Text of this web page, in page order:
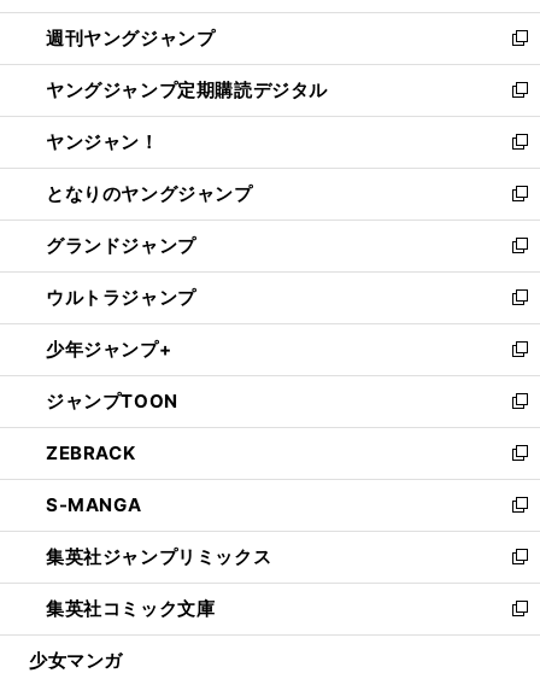
開
く
ウ
で
開
く
ン
ド
ウ
で
開
く
ウ
ィ
ン
ド
ウ
で
開
く
週刊ヤングジャンプ
新
し
い
ウ
ィ
ン
ド
ウ
で
開
く
ヤングジャンプ定期購読デジタル
新
し
い
ウ
ィ
ン
ド
ウ
で
開
く
ヤンジャン！
新
し
い
ウ
ィ
ン
ド
ウ
で
開
く
となりのヤングジャンプ
新
し
い
ウ
ィ
ン
ド
ウ
で
開
く
グランドジャンプ
新
し
い
ウ
ィ
ン
ド
ウ
で
開
く
ウルトラジャンプ
新
し
い
ウ
ィ
ン
ド
ウ
で
開
く
少年ジャンプ+
新
し
い
ウ
ィ
ン
ド
ウ
で
開
く
ジャンプTOON
新
し
い
ウ
ィ
ン
ド
ウ
で
開
ZEBRACK
新
し
い
ウ
ィ
ン
ド
ウ
S-MANGA
新
し
い
ウ
ィ
ン
集英社ジャンプリミックス
新
し
い
ウ
集英社コミック文庫
新
し
少女マンガ